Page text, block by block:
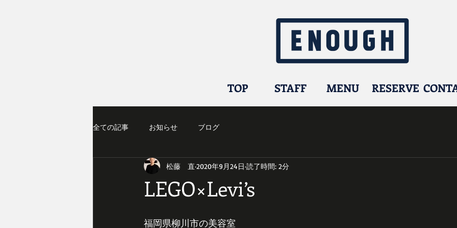
TOP STAFF MENU RESERVE
全ての記事 お知らせ ブログ
LEGO×Levi’s
松藤 直 2020年9月24日 読了時間: 2分
福岡県柳川市の美容室